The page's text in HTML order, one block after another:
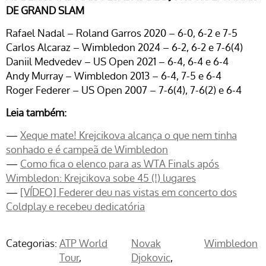
DE GRAND SLAM
Rafael Nadal – Roland Garros 2020 – 6-0, 6-2 e 7-5
Carlos Alcaraz – Wimbledon 2024 – 6-2, 6-2 e 7-6(4)
Daniil Medvedev – US Open 2021 – 6-4, 6-4 e 6-4
Andy Murray – Wimbledon 2013 – 6-4, 7-5 e 6-4
Roger Federer – US Open 2007 – 7-6(4), 7-6(2) e 6-4
Leia também:
— Xeque mate! Krejcikova alcança o que nem tinha
sonhado e é campeã de Wimbledon
— Como fica o elenco para as WTA Finals após
Wimbledon: Krejcikova sobe 45 (!) lugares
— [VÍDEO] Federer deu nas vistas em concerto dos
Coldplay e recebeu dedicatória
Categorias: ATP World
Tour
Novak
Djokovic
Wimbledon